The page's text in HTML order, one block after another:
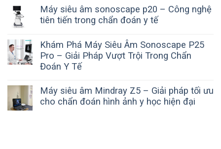
Máy siêu âm sonoscape p20 – Công nghệ
tiên tiến trong chẩn đoán y tế
Khám Phá Máy Siêu Âm Sonoscape P25
Pro – Giải Pháp Vượt Trội Trong Chẩn
Đoán Y Tế
Máy siêu âm Mindray Z5 – Giải pháp tối ưu
cho chẩn đoán hình ảnh y học hiện đại